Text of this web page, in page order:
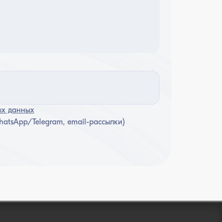
данных
Telegram, email-рассылки)